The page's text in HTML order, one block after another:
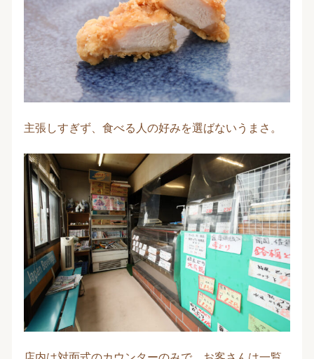
主張しすぎず、食べる人の好みを選ばないうまさ。